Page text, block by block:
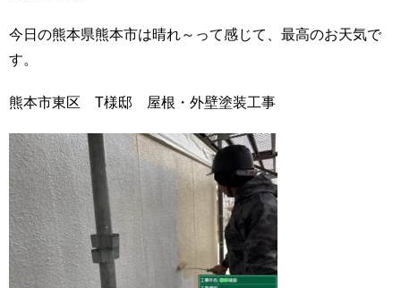
今日の熊本県熊本市は晴れ～って感じて、最高のお天気で
す。
熊本市東区 T様邸 屋根・外壁塗装工事